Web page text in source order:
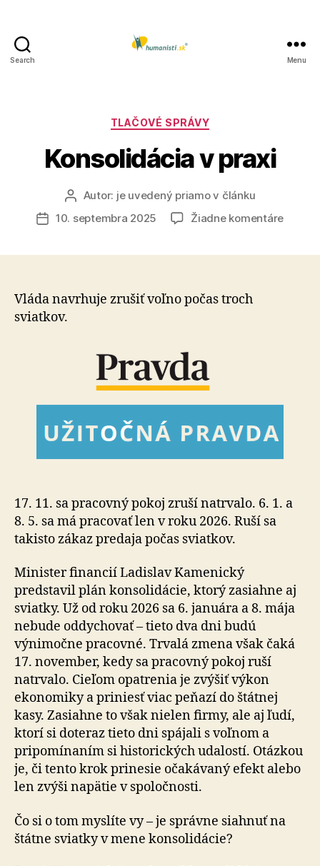
Search Menu
Kategórie
TLAČOVÉ SPRÁVY
Konsolidácia v praxi
AutorAutor: je uvedený priamo v článku
Dátum
10. septembra 2025 Žiadne komentárena
Vláda navrhuje zrušiť voľno počas troch
sviatkov.
17. 11. sa pracovný pokoj zruší natrvalo. 6. 1. a
8. 5. sa má pracovať len v roku 2026. Ruší sa
takisto zákaz predaja počas sviatkov.
Minister financií Ladislav Kamenický
predstavil plán konsolidácie, ktorý zasiahne aj
sviatky. Už od roku 2026 sa 6. januára a 8. mája
nebude oddychovať – tieto dva dni budú
výnimočne pracovné. Trvalá zmena však čaká
17. november, kedy sa pracovný pokoj ruší
natrvalo. Cieľom opatrenia je zvýšiť výkon
ekonomiky a priniesť viac peňazí do štátnej
kasy. Zasiahne to však nielen firmy, ale aj ľudí,
ktorí si doteraz tieto dni spájali s voľnom a
pripomínaním si historických udalostí. Otázkou
je, či tento krok prinesie očakávaný efekt alebo
len zvýši napätie v spoločnosti.
Čo si o tom myslíte vy – je správne siahnuť na
štátne sviatky v mene konsolidácie?